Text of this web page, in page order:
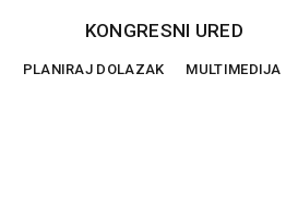
KONGRESNI URED
PLANIRAJ DOLAZAK MULTIMEDIJA